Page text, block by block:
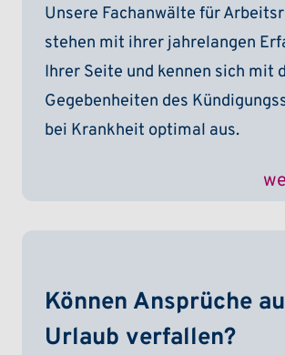
Unsere Fachanwälte für
stehen mit ihrer jahrelangen
Ihrer Seite und kennen sich mit
Gegebenheiten des
bei Krankheit optimal aus.
Können Ansprüche
Urlaub verfallen?